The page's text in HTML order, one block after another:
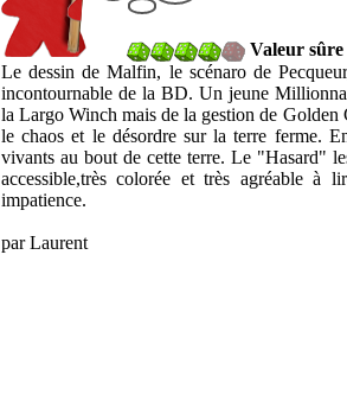
Valeur sûre
Le dessin de Malfin, le scénaro de
incontournable de la BD. Un jeune
la Largo Winch mais de la gestion de
le chaos et le désordre sur la terre ferme.
vivants au bout de cette terre. Le "Hasard"
accessible,très colorée et très agréable à
impatience.
par Laurent